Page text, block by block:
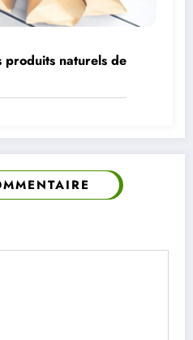
produits naturels de